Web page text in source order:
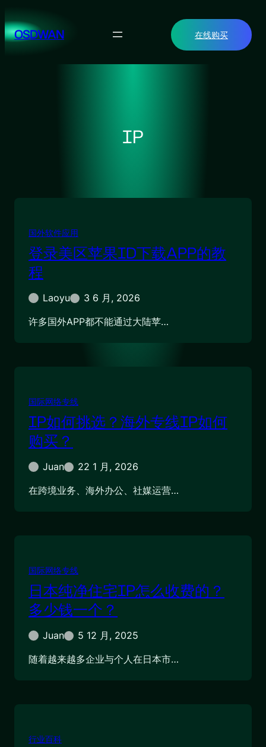
至
内OSDWAN 在线购买
IP
国外软件应用
登录美区苹果ID下载APP的教
程
Laoyu
3 6 月, 2026
许多国外APP都不能通过大陆苹…
国际网络专线
IP如何挑选？海外专线IP如何
购买？
Juan
22 1 月, 2026
在跨境业务、海外办公、社媒运营…
国际网络专线
日本纯净住宅IP怎么收费的？
多少钱一个？
Juan
5 12 月, 2025
随着越来越多企业与个人在日本市…
行业百科